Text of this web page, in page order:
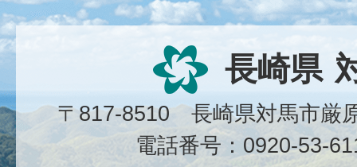
長崎県
〒817-8510 長崎県対馬市
電話番号：0920-53-